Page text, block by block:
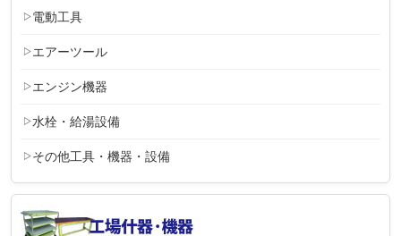
電動工具
エアーツール
エンジン機器
水栓・給湯設備
その他工具・機器・設備